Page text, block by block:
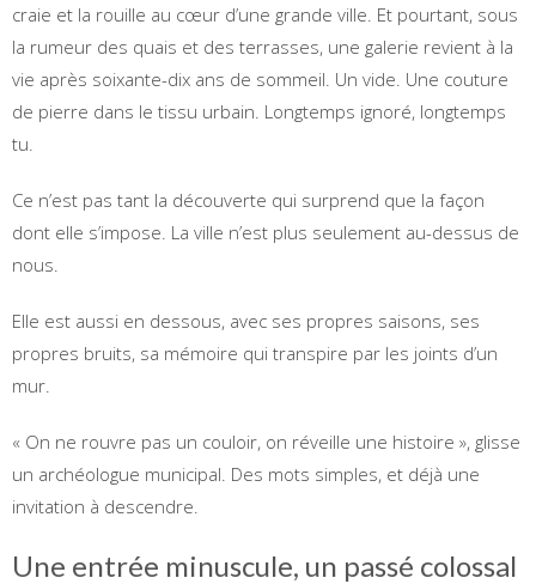
craie et la rouille au cœur d’une grande ville. Et pourtant, sous
la rumeur des quais et des terrasses, une galerie revient à la
vie après soixante-dix ans de sommeil. Un vide. Une couture
de pierre dans le tissu urbain. Longtemps ignoré, longtemps
tu.
Ce n’est pas tant la découverte qui surprend que la façon
dont elle s’impose. La ville n’est plus seulement au-dessus de
nous.
Elle est aussi en dessous, avec ses propres saisons, ses
propres bruits, sa mémoire qui transpire par les joints d’un
mur.
« On ne rouvre pas un couloir, on réveille une histoire », glisse
un archéologue municipal. Des mots simples, et déjà une
invitation à descendre.
Une entrée minuscule, un passé colossal